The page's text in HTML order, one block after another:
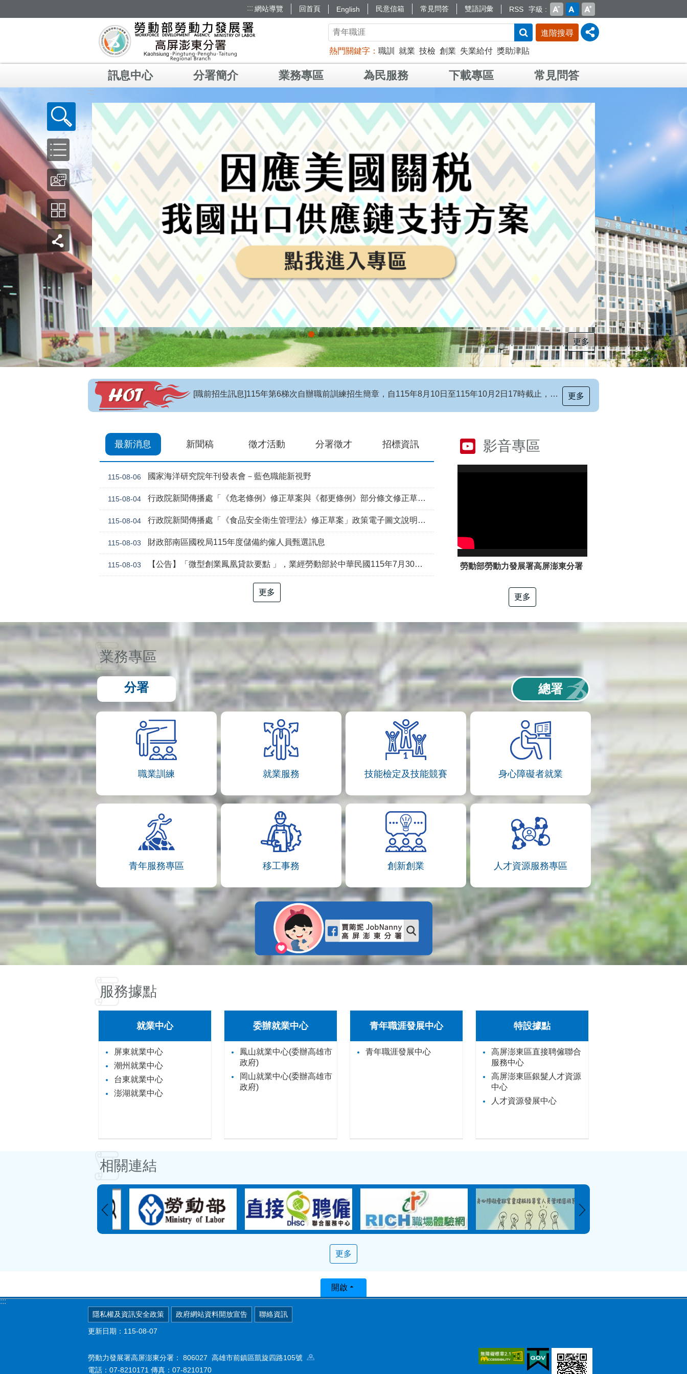
::: 網站導覽 回首頁 English 民意信箱 常見問答 雙語詞彙 RSS 字級
進階搜尋
熱門關鍵字 職訓 就業 技檢 創業 失業給付 獎助津貼
訊息中心 分署簡介 業務專區 為民服務 下載專區 常見問答
:::
更多
[職前招生訊息]115年第6梯次自辦職前訓練招生簡章，自115年8月10日至115年10月2日17時截止，歡迎報名
【招生訊息】115年度第4梯次自辦在職進修訓練招生簡章
更多
最新消息 新聞稿 徵才活動 分署徵才 招標資訊
115-08-06 國家海洋研究院年刊發表會－藍色職能新視野
115-08-04 行政院新聞傳播處「《危老條例》修正草案與《都更條例》部分條文修正草案」政策電子圖文說明資料
115-08-04 行政院新聞傳播處「《食品安全衛生管理法》修正草案」政策電子圖文說明資料
115-08-03 財政部南區國稅局115年度儲備約僱人員甄選訊息
115-08-03 【公告】「微型創業鳳凰貸款要點 」，業經勞動部於中華民國115年7月30日以勞動發創字第1150509757號令修正發布，並自115年8月1日生效。
更多
影音專區
勞動部勞動力發展署高屏澎東分署「電工冷凍」職類介紹
更多
業務專區
分署 總署
職業訓練 就業服務 技能檢定及技能競賽 身心障礙者就業
青年服務專區 移工事務 創新創業 人才資源服務專區
服務據點
就業中心
屏東就業中心
潮州就業中心
台東就業中心
澎湖就業中心
委辦就業中心
鳳山就業中心(委辦高雄市
政府)
岡山就業中心(委辦高雄市
政府)
青年職涯發展中心
青年職涯發展中心
特設據點
高屏澎東區直接聘僱聯合
服務中心
高屏澎東區銀髮人才資源
中心
人才資源發展中心
相關連結
更多
:::
開啟
隱私權及資訊安全政策 政府網站資料開放宣告 聯絡資訊
更新日期：115-08-07
勞動力發展署高屏澎東分署： 806027 高雄市前鎮區凱旋四路105號
電話：07-8210171 傳真：07-8210170